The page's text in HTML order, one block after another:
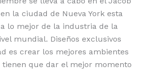
la ciudad de Nueva York esta
lo mejor de la industria de la
mundial. Diseños exclusivos
es crear los mejores ambientes
tienen que dar el mejor momento